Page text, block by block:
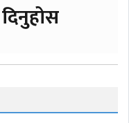
दिनुहोस